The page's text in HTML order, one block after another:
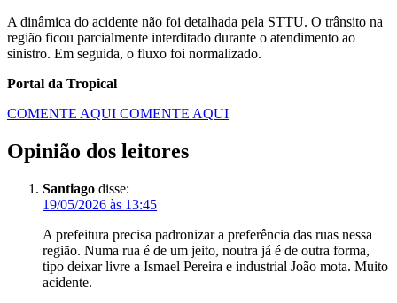
A dinâmica do acidente não foi detalhada pela STTU. O trânsito na
região ficou parcialmente interditado durante o atendimento ao
sinistro. Em seguida, o fluxo foi normalizado.
Portal da Tropical
COMENTE AQUI COMENTE AQUI
Opinião dos leitores
Santiago disse:
19/05/2026 às 13:45
A prefeitura precisa padronizar a preferência das ruas nessa
região. Numa rua é de um jeito, noutra já é de outra forma,
tipo deixar livre a Ismael Pereira e industrial João mota. Muito
acidente.